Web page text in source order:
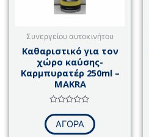
Συνεργείου αυτοκινήτου
Καθαριστικό για τον
χώρο καύσης-
Καρμπυρατέρ 250ml –
MAKRA
με
από
ΑΓΟΡΑ